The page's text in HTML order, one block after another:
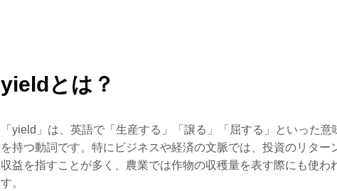
yieldとは？
「yield」は、英語で「生産する」「譲る」「屈する」といった意
を持つ動詞です。特にビジネスや経済の文脈では、投資のリター
収益を指すことが多く、農業では作物の収穫量を表す際にも使わ
す。